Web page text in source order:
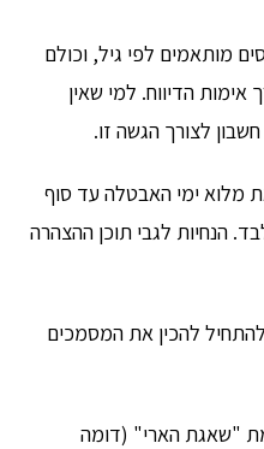
מותאמים לפי גיל, וכולם
אימות הדיווח. למי שאין
לצורך הגשה זו.
מלוא ימי האבטלה עד סוף
הנחיות לגבי תוכן ההצהרה
להכין את המסמכים
למלחמת "שאגת הארי" (דומה